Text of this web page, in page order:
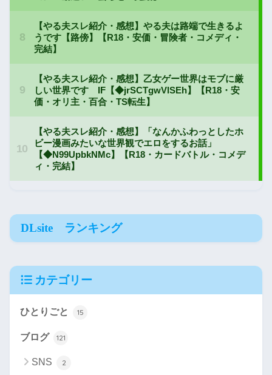
DLsite ランキング
カテゴリー
ひとりごと 15
ブログ 121
SNS 2